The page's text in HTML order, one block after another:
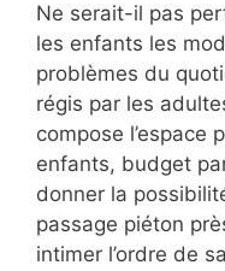
Ne serait-il pas
les enfants les
problèmes du
régis par les
compose l’espace
enfants, budget
donner la
passage piéton
intimer l’ordre de